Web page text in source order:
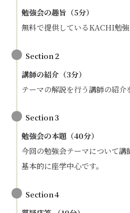
勉強会の趣旨（5分）
無料で提供しているKACHI勉
Section２
講師の紹介（3分）
テーマの解説を行う講師の紹介
Section３
勉強会の本題 （40分）
今回の勉強会テーマについて講
基本的に座学中心です。
Section４